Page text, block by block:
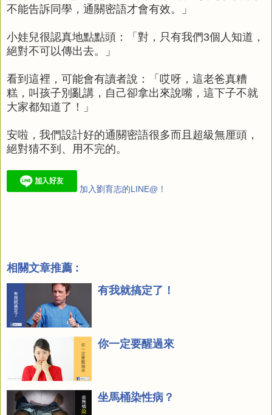
不能告訴同學，通關密語才會有效。」
小娃兒很認真地點點頭：「對，只有我們3個人知道，
絕對不可以傳出去。」
看到這裡，可能會有讀者說：「哎呀，這老爸真糟
糕，叫孩子別亂講，自己卻拿出來說嘴，這下子不就
大家都知道了！」
安啦，我們設計好的通關密語很多而且超級無厘頭，
絕對猜不到、用不完的。
加入劉育志的LINE@！
相關文章推薦 :
有我就搞定了！
你一定要醒過來
坐馬桶染性病？